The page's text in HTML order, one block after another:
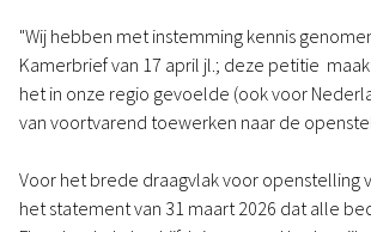
"Wij hebben met instemming kennis
Kamerbrief van 17 april jl.; deze petitie
het in onze regio gevoelde (ook voor
van voortvarend toewerken naar de
Voor het brede draagvlak voor openstelling
het statement van 31 maart 2026 dat alle